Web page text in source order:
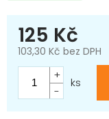
125 Kč
103,30 Kč bez DPH
Měrná
cena:
ks